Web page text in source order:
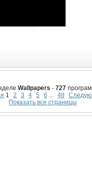
Wallpapers - 727
1 2 3 4 5 6 ... 48
Показать все страницы